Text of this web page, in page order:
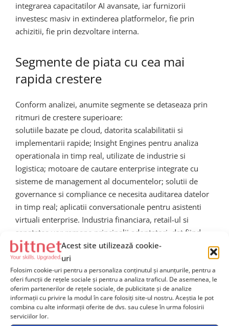
Acest site utilizează cookie-
uri
Folosim cookie-uri pentru a personaliza conținutul și anunțurile, pentru a
oferi funcții de rețele sociale și pentru a analiza traficul. De asemenea, le
oferim partenerilor de rețele sociale, de publicitate și de analize
informații cu privire la modul în care folosiți site-ul nostru. Aceștia le pot
combina cu alte informații oferite de dvs. sau culese în urma folosirii
serviciilor lor.
integrarea capacitatilor AI avansate, iar furnizorii
investesc masiv in extinderea platformelor, fie prin
achizitii, fie prin dezvoltare interna.
Segmente de piata cu cea mai
rapida crestere
Conform analizei, anumite segmente se detaseaza prin
ritmuri de crestere superioare:
solutiile bazate pe cloud, datorita scalabilitatii si
implementarii rapide; Insight Engines pentru analiza
operationala in timp real, utilizate de industrie si
logistica; motoare de cautare enterprise integrate cu
sisteme de management al documentelor; solutii de
governance si compliance ce necesita auditarea datelor
in timp real; aplicatii conversationale pentru asistenti
virtuali enterprise. Industria financiara, retail-ul si
sanatatea vor ramane principalii adoptatori, dat fiind
volumul mare de informatii sensibile, dinamica
tranzactiilor si necesitatea automatizarii proceselor de
suport decizional.
Ce inseamna aceasta